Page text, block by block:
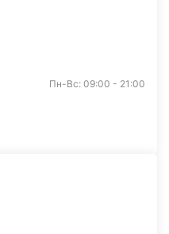
Пн-Вс: 09:00 - 21:00